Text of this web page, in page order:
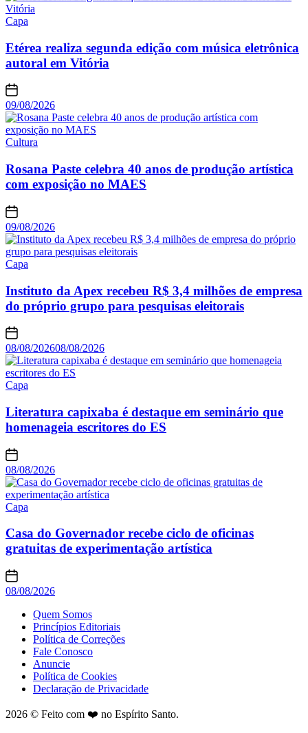
Capa
Etérea realiza segunda edição com música eletrônica
autoral em Vitória
09/08/2026
Cultura
Rosana Paste celebra 40 anos de produção artística
com exposição no MAES
09/08/2026
Capa
Instituto da Apex recebeu R$ 3,4 milhões de empresa
do próprio grupo para pesquisas eleitorais
08/08/202608/08/2026
Capa
Literatura capixaba é destaque em seminário que
homenageia escritores do ES
08/08/2026
Capa
Casa do Governador recebe ciclo de oficinas
gratuitas de experimentação artística
08/08/2026
Quem Somos
Princípios Editoriais
Política de Correções
Fale Conosco
Anuncie
Política de Cookies
Declaração de Privacidade
2026 © Feito com ❤️ no Espírito Santo.